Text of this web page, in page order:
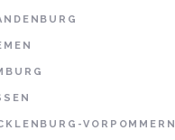
VORPOMMERN